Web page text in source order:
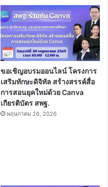
ขอเชิญอบรมออนไลน์ โครงการ
เสริมทักษะดิจิทัล สร้างสรรค์สื่อ
การสอนยุคใหม่ด้วย Canva
เกียรติบัตร สพฐ.
พฤษภาคม 26, 2026